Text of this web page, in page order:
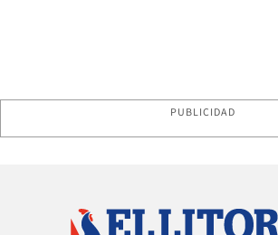
PUBLICIDAD